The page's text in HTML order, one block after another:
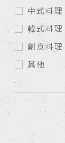
中式料理
韓式料理
創意料理
其他